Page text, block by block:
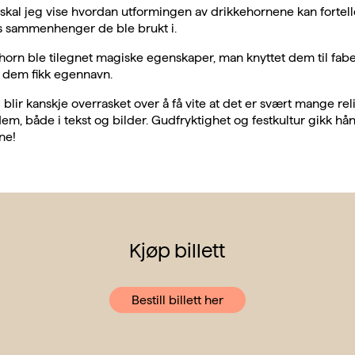
jeg vise hvordan utformingen av drikkehornene kan
sammenhenger de ble brukt i.
ble tilegnet magiske egenskaper, man knyttet dem til
fikk egennavn.
kanskje overrasket over å få vite at det er svært mange
både i tekst og bilder. Gudfryktighet og festkultur gikk
Kjøp billett
Bestill billett her